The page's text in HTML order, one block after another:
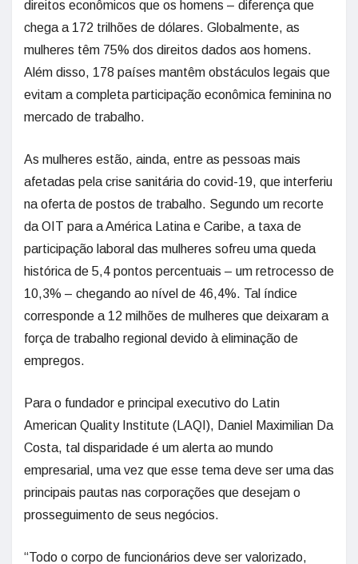
direitos econômicos que os homens – diferença que
chega a 172 trilhões de dólares. Globalmente, as
mulheres têm 75% dos direitos dados aos homens.
Além disso, 178 países mantêm obstáculos legais que
evitam a completa participação econômica feminina no
mercado de trabalho.
As mulheres estão, ainda, entre as pessoas mais
afetadas pela crise sanitária do covid-19, que interferiu
na oferta de postos de trabalho. Segundo um recorte
da OIT para a América Latina e Caribe, a taxa de
participação laboral das mulheres sofreu uma queda
histórica de 5,4 pontos percentuais – um retrocesso de
10,3% – chegando ao nível de 46,4%. Tal índice
corresponde a 12 milhões de mulheres que deixaram a
força de trabalho regional devido à eliminação de
empregos.
Para o fundador e principal executivo do Latin
American Quality Institute (LAQI), Daniel Maximilian Da
Costa, tal disparidade é um alerta ao mundo
empresarial, uma vez que esse tema deve ser uma das
principais pautas nas corporações que desejam o
prosseguimento de seus negócios.
“Todo o corpo de funcionários deve ser valorizado,